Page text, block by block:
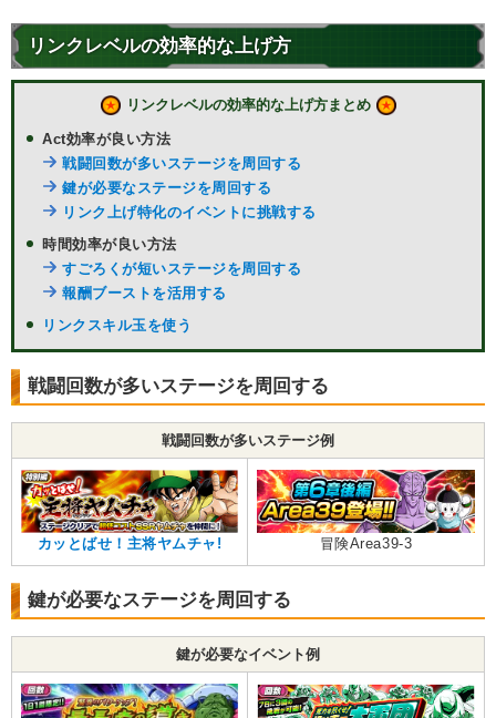
リンクレベルの効率的な上げ方
リンクレベルの効率的な上げ方まとめ
Act効率が良い方法
戦闘回数が多いステージを周回する
鍵が必要なステージを周回する
リンク上げ特化のイベントに挑戦する
時間効率が良い方法
すごろくが短いステージを周回する
報酬ブーストを活用する
リンクスキル玉を使う
戦闘回数が多いステージを周回する
戦闘回数が多いステージ例
カッとばせ！主将ヤムチャ! 冒険Area39-3
鍵が必要なステージを周回する
鍵が必要なイベント例